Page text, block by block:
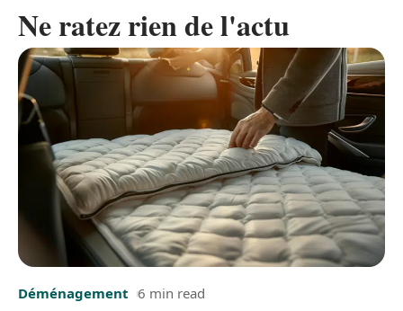
Ne ratez rien de l'actu
Déménagement 6 min read